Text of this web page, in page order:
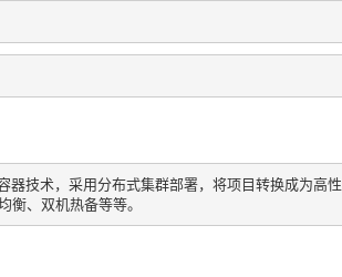
技术，采用分布式集群部署，将项目转换成为高性